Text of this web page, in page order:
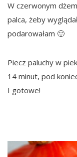
W czerwonym
palca, żeby
podarowałam 🙂
Piecz paluchy w
14 minut, pod
I gotowe!